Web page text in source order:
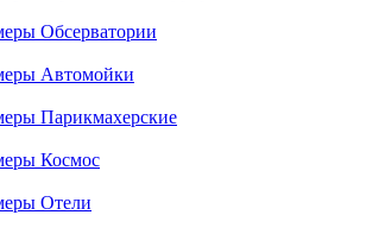
Обсерватории
Автомойки
Парикмахерские
Космос
Отели